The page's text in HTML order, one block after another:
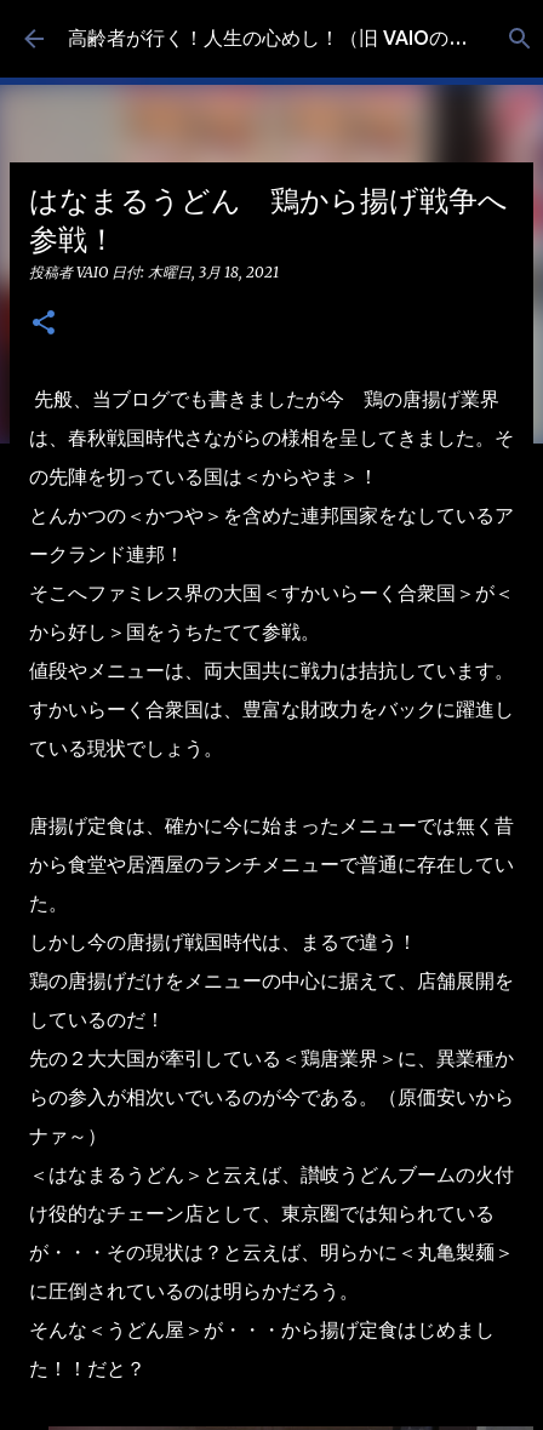
スキップしてメイン コンテンツに移動 高齢者が行く！人生の心めし！（旧 VAIOの食べ歩き）
はなまるうどん 鶏から揚げ戦争へ
参戦！
投稿者VAIO 日付: 木曜日, 3月 18, 2021
先般、当ブログでも書きましたが今 鶏の唐揚げ業界
は、春秋戦国時代さながらの様相を呈してきました。そ
の先陣を切っている国は＜からやま＞！
とんかつの＜かつや＞を含めた連邦国家をなしているア
ークランド連邦！
そこへファミレス界の大国＜すかいらーく合衆国＞が＜
から好し＞国をうちたてて参戦。
値段やメニューは、両大国共に戦力は拮抗しています。
すかいらーく合衆国は、豊富な財政力をバックに躍進し
ている現状でしょう。
唐揚げ定食は、確かに今に始まったメニューでは無く昔
から食堂や居酒屋のランチメニューで普通に存在してい
た。
しかし今の唐揚げ戦国時代は、まるで違う！
鶏の唐揚げだけをメニューの中心に据えて、店舗展開を
しているのだ！
先の２大大国が牽引している＜鶏唐業界＞に、異業種か
らの参入が相次いでいるのが今である。（原価安いから
ナァ～）
＜はなまるうどん＞と云えば、讃岐うどんブームの火付
け役的なチェーン店として、東京圏では知られている
が・・・その現状は？と云えば、明らかに＜丸亀製麺＞
に圧倒されているのは明らかだろう。
そんな＜うどん屋＞が・・・から揚げ定食はじめまし
た！！だと？